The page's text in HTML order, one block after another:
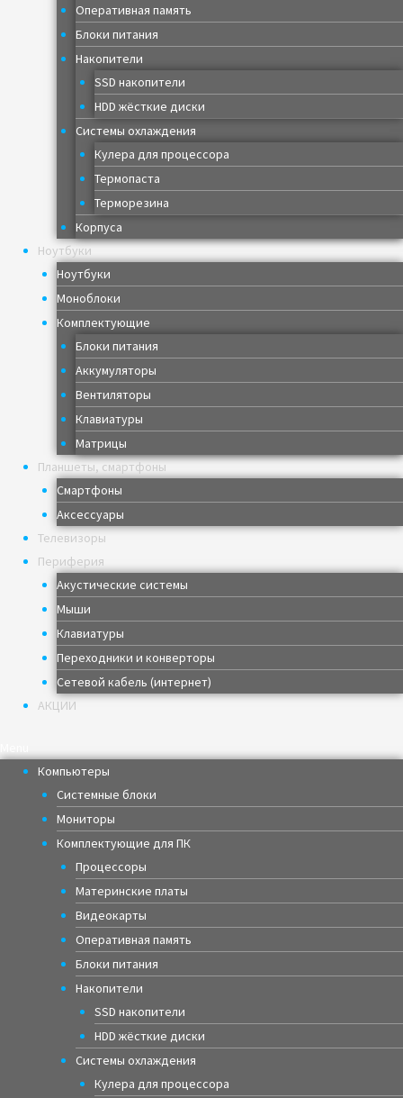
Оперативная память
Блоки питания
Накопители
SSD накопители
HDD жёсткие диски
Системы охлаждения
Кулера для процессора
Термопаста
Терморезина
Корпуса
Ноутбуки
Ноутбуки
Моноблоки
Комплектующие
Блоки питания
Аккумуляторы
Вентиляторы
Клавиатуры
Матрицы
Планшеты, смартфоны
Смартфоны
Аксессуары
Телевизоры
Периферия
Акустические системы
Мыши
Клавиатуры
Переходники и конверторы
Сетевой кабель (интернет)
АКЦИИ
Компьютеры
Системные блоки
Мониторы
Комплектующие для ПК
Процессоры
Материнские платы
Видеокарты
Оперативная память
Блоки питания
Накопители
SSD накопители
HDD жёсткие диски
Системы охлаждения
Кулера для процессора